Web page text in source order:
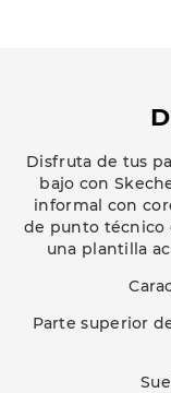
Disfruta de tus
bajo con
informal con
de punto técnico
una plantilla
Parte superior